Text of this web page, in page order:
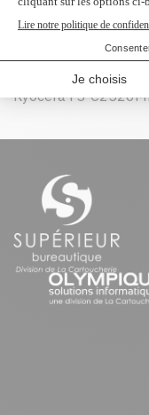
Peut être
Kyocera FS-
Kyocera FS-